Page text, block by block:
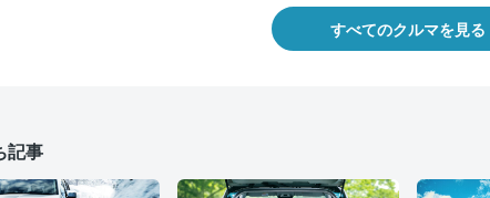
すべてのクルマを見る
記事